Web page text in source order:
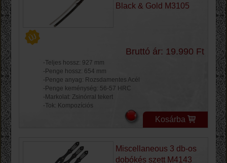
Black & Gold M3105
Bruttó ár: 19.990 Ft
-Teljes hossz: 927 mm
-Penge hossz: 654 mm
-Penge anyag: Rozsdamentes Acél
-Penge keménység: 56-57 HRC
-Markolat: Zsinórral tekert
-Tok: Kompozíciós
Kosárba
Miscellaneous 3 db-os
dobókés szett M4143